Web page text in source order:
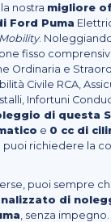
nostra migliore
Ford Puma
.
fisso
Ordinaria e
Civile RCA,
Infortuni
di questa
e 0 cc di
richiedere la
puoi sempre
di
, senza